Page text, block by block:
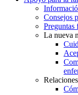
Consejos
Preguntas
La nueva